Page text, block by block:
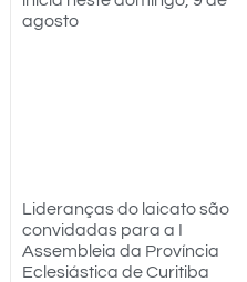
agosto
Lideranças do laicato são
convidadas para a I
Assembleia da Província
Eclesiástica de Curitiba